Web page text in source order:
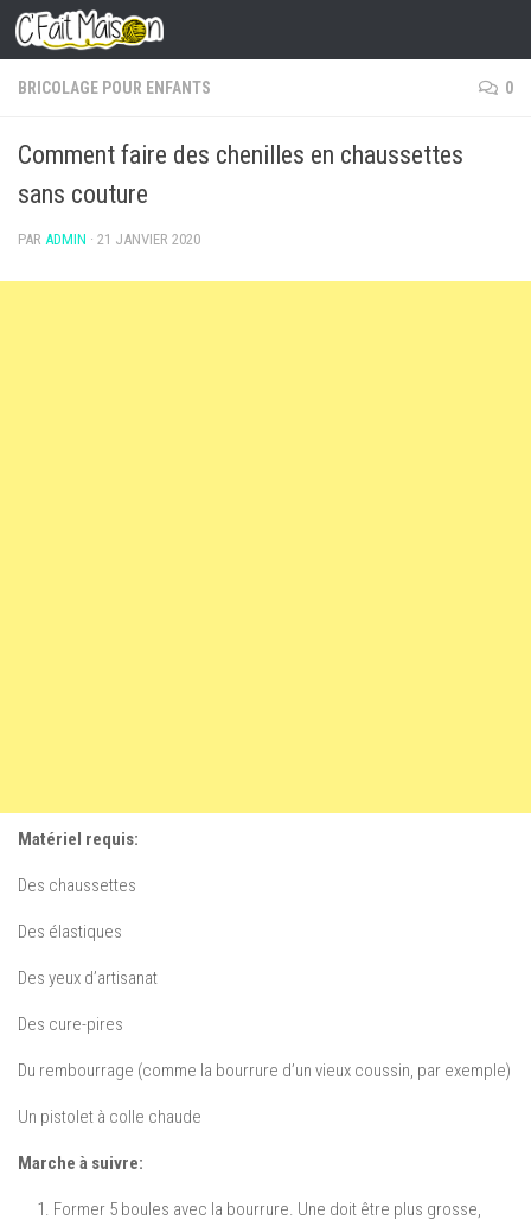
Skip to content
BRICOLAGE POUR ENFANTS 0
Comment faire des chenilles en chaussettes
sans couture
PAR ADMIN · 21 JANVIER 2020
Matériel requis:
Des chaussettes
Des élastiques
Des yeux d’artisanat
Des cure-pires
Du rembourrage (comme la bourrure d’un vieux coussin, par exemple)
Un pistolet à colle chaude
Marche à suivre:
Former 5 boules avec la bourrure. Une doit être plus grosse,